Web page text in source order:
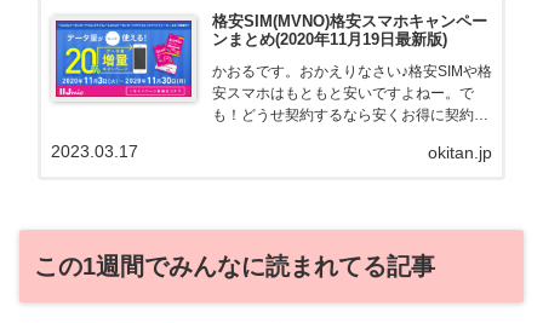
格安SIM(MVNO)格安スマホキャンペー
ンまとめ(2020年11月19日最新版)
かおるです。おかえりなさい♪格安SIMや格
安スマホはもともと安いですよねー。で
も！どうせ契約するなら安くお得に契約し
る自身も、そういう案件を常に狙ってます
okitan.jp
2023.03.17
この1週間でみんなに読まれてる記事